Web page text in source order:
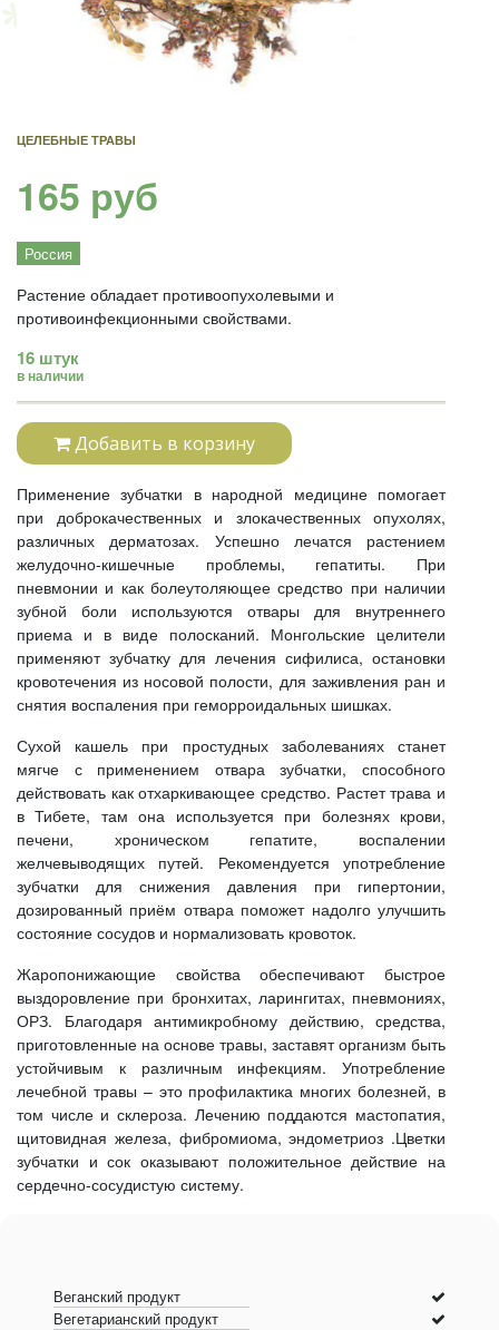
ЦЕЛЕБНЫЕ ТРАВЫ
165 руб
Россия
Растение обладает противоопухолевыми и
противоинфекционными свойствами.
16 штук
в наличии
Добавить в корзину
Применение зубчатки в народной медицине помогает
при доброкачественных и злокачественных опухолях,
различных дерматозах. Успешно лечатся растением
желудочно-кишечные проблемы, гепатиты. При
пневмонии и как болеутоляющее средство при наличии
зубной боли используются отвары для внутреннего
приема и в виде полосканий. Монгольские целители
применяют зубчатку для лечения сифилиса, остановки
кровотечения из носовой полости, для заживления ран и
снятия воспаления при геморроидальных шишках.
Сухой кашель при простудных заболеваниях станет
мягче с применением отвара зубчатки, способного
действовать как отхаркивающее средство. Растет трава и
в Тибете, там она используется при болезнях крови,
печени, хроническом гепатите, воспалении
желчевыводящих путей. Рекомендуется употребление
зубчатки для снижения давления при гипертонии,
дозированный приём отвара поможет надолго улучшить
состояние сосудов и нормализовать кровоток.
Жаропонижающие свойства обеспечивают быстрое
выздоровление при бронхитах, ларингитах, пневмониях,
ОРЗ. Благодаря антимикробному действию, средства,
приготовленные на основе травы, заставят организм быть
устойчивым к различным инфекциям. Употребление
лечебной травы – это профилактика многих болезней, в
том числе и склероза. Лечению поддаются мастопатия,
щитовидная железа, фибромиома, эндометриоз .Цветки
зубчатки и сок оказывают положительное действие на
сердечно-сосудистую систему.
Веганский продукт
Вегетарианский продукт